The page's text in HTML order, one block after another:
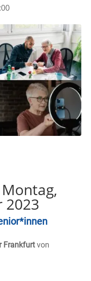
2023
Frankfurtvon